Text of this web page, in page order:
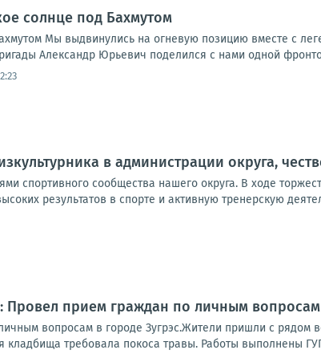
солнце под Бахмутом
Мы выдвинулись на огневую позицию вместе с
Александр Юрьевич поделился с нами одной
в администрации округа,
спортивного сообщества нашего округа. В ходе
результатов в спорте и активную тренерскую
Провел прием граждан по личным вопросам
вопросам в городе Зугрэс.Жители пришли с рядом
кладбища требовала покоса травы. Работы выполнены